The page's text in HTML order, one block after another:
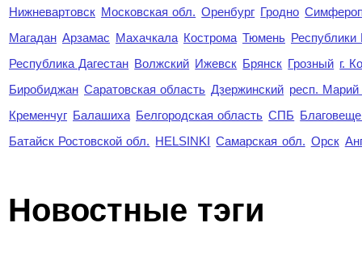
Нижневартовск Московская обл. Оренбург Гродно
Магадан Арзамас Махачкала Кострома Тюмень Республики
Республика Дагестан Волжский Ижевск Брянск Грозный г.
Биробиджан Саратовская область Дзержинский респ.
Кременчуг Балашиха Белгородская область СПБ
Батайск Ростовской обл. HELSINKI Самарская обл. Орск
Новостные тэги